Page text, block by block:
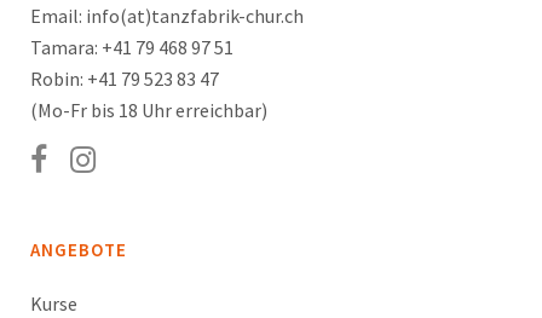
Email: info(at)tanzfabrik-chur.ch
Tamara: +41 79 468 97 51
Robin: +41 79 523 83 47
(Mo-Fr bis 18 Uhr erreichbar)
ANGEBOTE
Kurse